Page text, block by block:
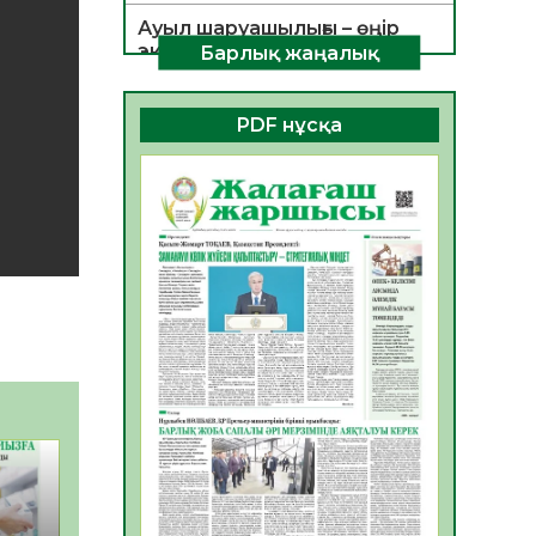
Ауыл шаруашылығы – өңір
экономикасының негізгі
тірегі
06.08.2026
56 0
ҚОҒАМДЫҚ БЕЛСЕНДІЛІК –
ЕЛ ДАМУЫНЫҢ НЕГІЗІ
06.08.2026
54
ҚҰРЫЛТАЙ САЙЛАУЫ –
БОЛАШАҚҚА БАСТАР
ЖАУАПТЫ ТАҢДАУ
06.08.2026
56
Инфекциялық ауруларға
қарсы иммундау
жұмыстарының тиімділігі
06.08.2026
58
Көкжөтел ауруы туралы
Барлық жаңалық
PDF нұсқа